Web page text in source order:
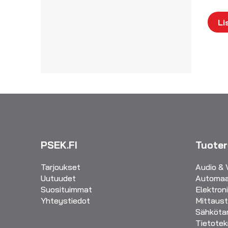
PSEK.FI
Tarjoukset
Uutuudet
Suosituimmat
Yhteystiedot
Audio &